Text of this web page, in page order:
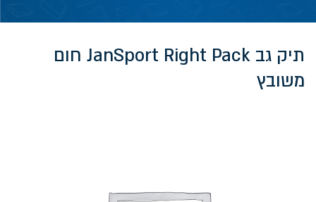
תיק גב JanSport Right Pack חום
משובץ